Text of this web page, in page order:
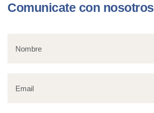
Comunicate con nosotros